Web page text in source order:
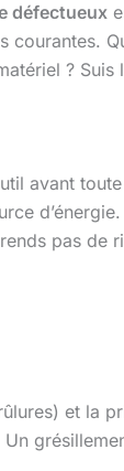
défectueux
? Suis
avant
pas de
et la
Un